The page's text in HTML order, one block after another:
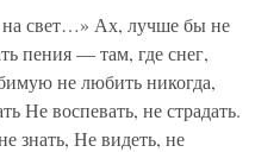
свет…» Ах, лучше бы не
пения — там, где снег,
не любить никогда,
Не воспевать, не страдать.
знать, Не видеть, не